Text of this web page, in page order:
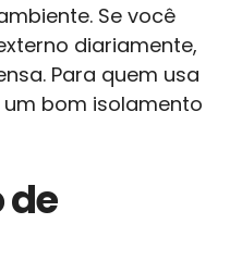
Se você
diariamente,
Para quem usa
bom isolamento
de